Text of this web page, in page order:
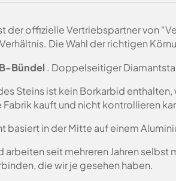
der offizielle Vertriebspartner von
Die Wahl der richtigen
Bündel . Doppelseitiger
Steins ist kein Borkarbid
kauft und nicht kontrollieren
basiert in der Mitte auf einem
arbeiten seit mehreren Jahren
die wir je gesehen haben.